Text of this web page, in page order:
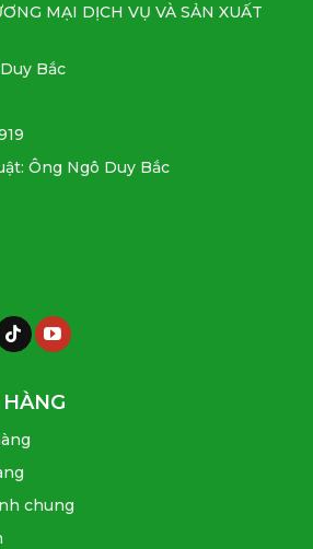
MẠI DỊCH VỤ VÀ SẢN XUẤT
Bắc
Ông Ngô Duy Bắc
chung